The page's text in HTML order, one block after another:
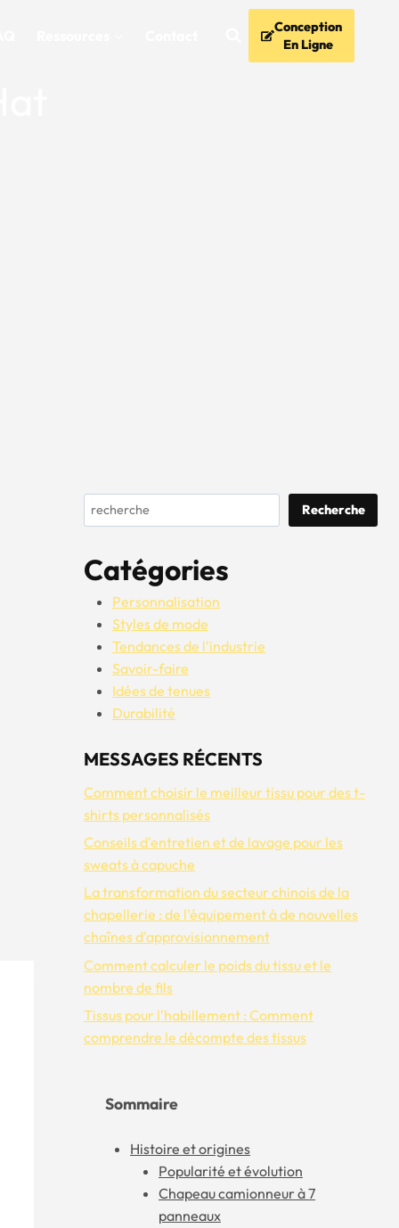
Conception
En Ligne
Rechercher Recherche
Catégories
Personnalisation
Styles de mode
Tendances de l'industrie
Savoir-faire
Idées de tenues
Durabilité
MESSAGES RÉCENTS
Comment choisir le meilleur tissu pour des t-
shirts personnalisés
Conseils d'entretien et de lavage pour les
sweats à capuche
La transformation du secteur chinois de la
chapellerie : de l'équipement à de nouvelles
chaînes d'approvisionnement
Comment calculer le poids du tissu et le
nombre de fils
Tissus pour l'habillement : Comment
comprendre le décompte des tissus
Sommaire
Histoire et origines
Popularité et évolution
Chapeau camionneur à 7
panneaux